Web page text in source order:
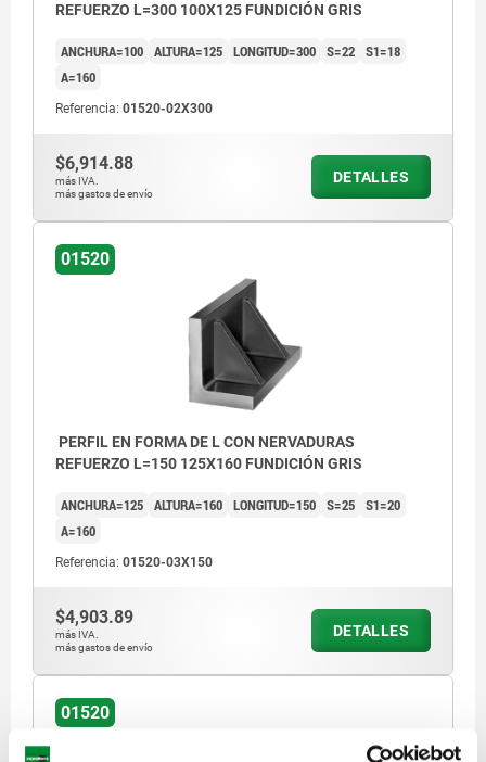
REFUERZO L=300 100X125 FUNDICIÓN GRIS
ANCHURA=100 ALTURA=125 LONGITUD=300 S=22 S1=18
A=160
Referencia: 01520-02X300
$6,914.88
más IVA.
más gastos de envío
DETALLES
01520
PERFIL EN FORMA DE L CON NERVADURAS
REFUERZO L=150 125X160 FUNDICIÓN GRIS
ANCHURA=125 ALTURA=160 LONGITUD=150 S=25 S1=20
A=160
Referencia: 01520-03X150
$4,903.89
más IVA.
más gastos de envío
DETALLES
01520